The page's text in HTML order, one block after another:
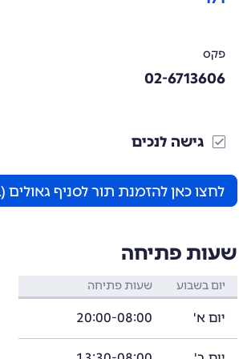
פקס
02-6713606
גישה לנכים
לחצו כאן להזמנת תור לסניף
שעות פתיחה
יום בשבוע שעות פתיחה
יום א' 20:00-08:00